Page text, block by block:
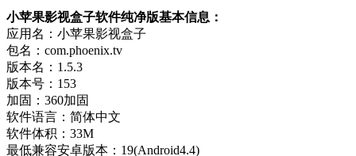
小苹果影视盒子软件纯净版基本信息：
应用名：小苹果影视盒子
包名：com.phoenix.tv
版本名：1.5.3
版本号：153
加固：360加固
软件语言：简体中文
软件体积：33M
最低兼容安卓版本：19(Android4.4)